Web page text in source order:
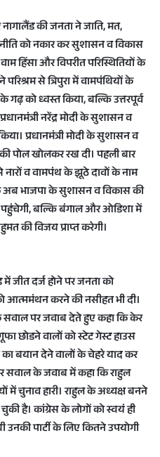
की जनता ने जाति, मत,
को नकार कर सुशासन व विकास
हिंसा और विपरीत परिस्थितियों के
से त्रिपुरा में वामपंथियों के
को ध्वस्त किया, बल्कि उत्तरपूर्व
नरेंद्र मोदी के सुशासन व
प्रधानमंत्री मोदी के सुशासन व
पोल खोलकर रख दी। पहली बार
व वामपंथ के झूठे दावों के नाम
अब भाजपा के सुशासन व विकास की
बल्कि बंगाल और ओडिशा में
की विजय प्राप्त करेगी।
जीत दर्ज होने पर जनता को
आत्ममंथन करने की नसीहत भी दी।
पर जवाब देते हुए कहा कि केर
छोडने वालों को स्टेट गेस्ट हाउस
का बयान देने वालों के चेहरे याद कर
सवाल के जवाब में कहा कि राहुल
में चुनाव हारी। राहुल के अध्यक्ष बनने
है। कांग्रेस के लोगों को स्वयं ही
पार्टी के लिए कितने उपयोगी